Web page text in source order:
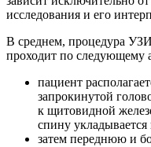
исследования и его
В среднем, процедура
проходит по следующему
пациент
запрокинутой
к щитовидной
спину
затем переднюю и